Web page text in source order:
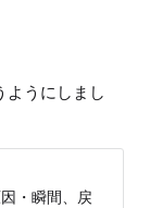
ようにしまし
・瞬間、戻